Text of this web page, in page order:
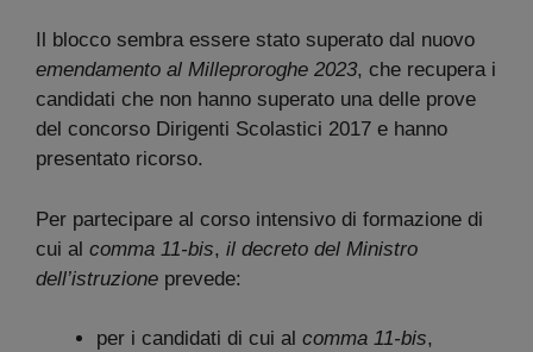
Il blocco sembra essere stato superato dal nuovo
emendamento al Milleproroghe 2023, che recupera i
candidati che non hanno superato una delle prove
del concorso Dirigenti Scolastici 2017 e hanno
presentato ricorso.
Per partecipare al corso intensivo di formazione di
cui al comma 11-bis, il decreto del Ministro
dell’istruzione prevede:
per i candidati di cui al comma 11-bis,